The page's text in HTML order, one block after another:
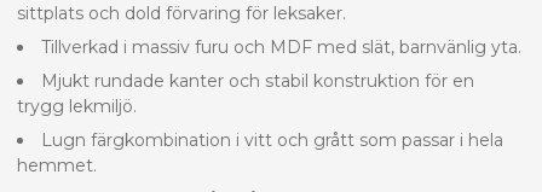
sittplats och dold förvaring för leksaker.
Tillverkad i massiv furu och MDF med slät, barnvänlig yta.
Mjukt rundade kanter och stabil konstruktion för en
trygg lekmiljö.
Lugn färgkombination i vitt och grått som passar i hela
hemmet.